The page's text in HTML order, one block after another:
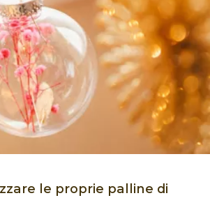
le proprie palline di